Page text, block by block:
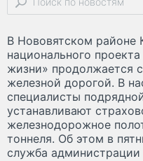
В Нововятском районе
национального
жизни» продолжается
железной дорогой. В
специалисты
устанавливают
железнодорожное
тоннеля. Об этом в
служба администрации